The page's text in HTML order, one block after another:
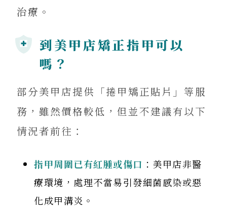
治療。
到美甲店矯正指甲可以
嗎？
部分美甲店提供「捲甲矯正貼片」等服
務，雖然價格較低，但並不建議有以下
情況者前往：
指甲周圍已有紅腫或傷口 ：美甲店非醫
療環境，處理不當易引發細菌感染或惡
化成甲溝炎。